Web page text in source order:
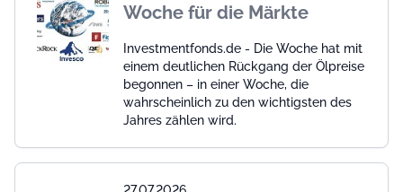
Woche für die Märkte
Investmentfonds.de - Die Woche hat mit
einem deutlichen Rückgang der Ölpreise
begonnen – in einer Woche, die
wahrscheinlich zu den wichtigsten des
Jahres zählen wird.